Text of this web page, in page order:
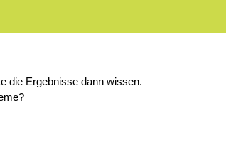
die Ergebnisse dann wissen.